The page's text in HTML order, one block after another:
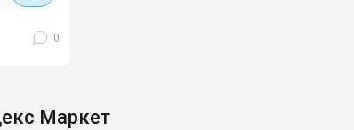
0
Маркет